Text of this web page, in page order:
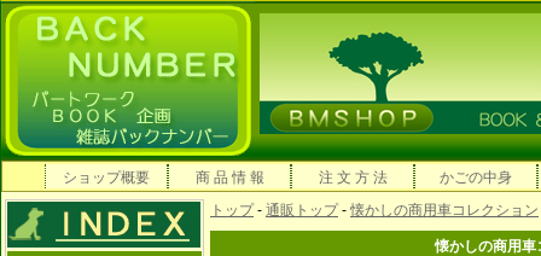
ショップ概要 商 品 情 報 注 文 方 法 かごの中身
トップ- 通販トップ- 懐かしの商用車コレクション
懐かしの商用